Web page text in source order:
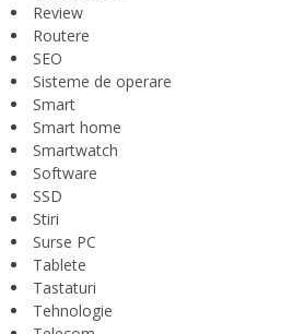
Review
Routere
SEO
Sisteme de operare
Smart
Smart home
Smartwatch
Software
SSD
Stiri
Surse PC
Tablete
Tastaturi
Tehnologie